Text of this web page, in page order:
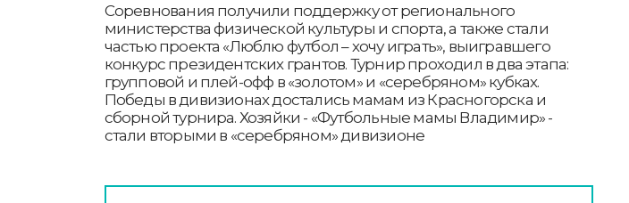
Соревнования получили поддержку от регионального
министерства физической культуры и спорта, а также стали
частью проекта «Люблю футбол – хочу играть», выигравшего
конкурс президентских грантов. Турнир проходил в два этапа:
групповой и плей-офф в «золотом» и «серебряном» кубках.
Победы в дивизионах достались мамам из Красногорска и
сборной турнира. Хозяйки - «Футбольные мамы Владимир» -
стали вторыми в «серебряном» дивизионе